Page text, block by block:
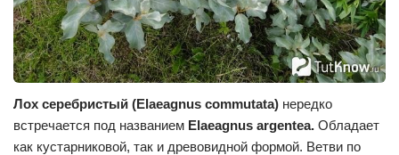
Лох серебристый (Elaeagnus commutata) нередко
встречается под названием Elaeagnus argentea. Обладает
как кустарниковой, так и древовидной формой. Ветви по